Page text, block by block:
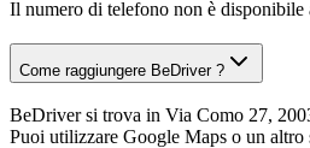
Il numero di telefono non è disponibile
Come raggiungere BeDriver ?
BeDriver si trova in Via Como 27,
Puoi utilizzare Google Maps o un